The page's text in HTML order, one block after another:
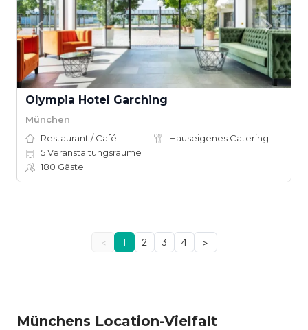
Olympia Hotel Garching
München
Restaurant / Café
Hauseigenes Catering
5Veranstaltungsräume
180 Gäste
< 1 2 3 4 >
Münchens Location-Vielfalt